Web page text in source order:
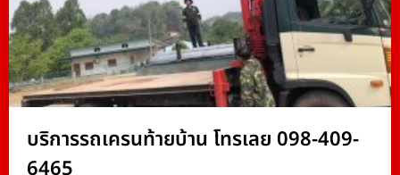
บริการรถเครนท้ายบ้าน โทรเลย 098-409-
6465